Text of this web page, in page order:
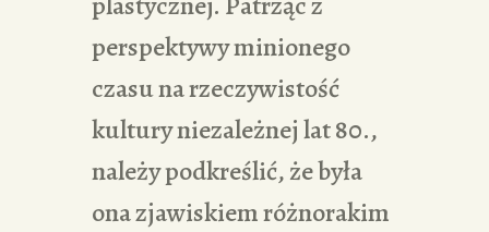
perspektywy minionego
czasu na rzeczywistość
kultury niezależnej lat 80.,
należy podkreślić, że była
ona zjawiskiem różnorakim